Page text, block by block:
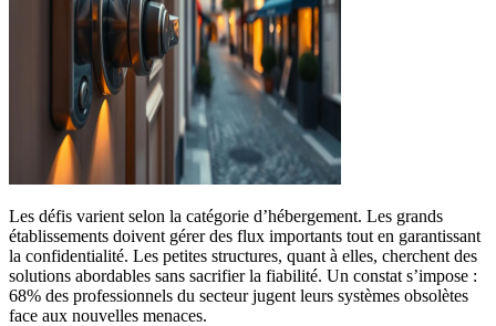
Les défis varient selon la catégorie d’hébergement. Les grands
établissements doivent gérer des flux importants tout en garantissant
la confidentialité. Les petites structures, quant à elles, cherchent des
solutions abordables sans sacrifier la fiabilité. Un constat s’impose :
68% des professionnels du secteur jugent leurs systèmes obsolètes
face aux nouvelles menaces.